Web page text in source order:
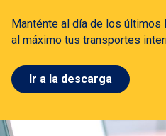
Manténte al día de los últimos
al máximo tus transportes
Ir a la descarga